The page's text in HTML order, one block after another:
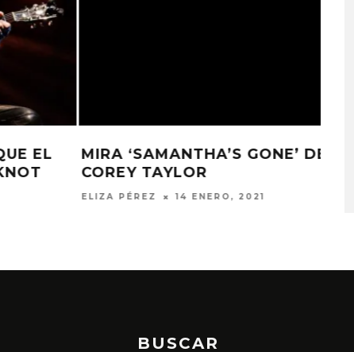
ESCUCHA ‘HWY 666’ LA NUEVA
CANCIÓN SOLISTA DE COREY
TAYLOR
COMPARTE
2026
STRAY KIDS PUBLICA EL EP
‘THIS & THAT’
7 AGOSTO, 2026
BUSCAR